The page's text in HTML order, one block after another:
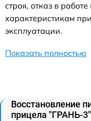
строя, отказ в
характеристикам
эксплуатации.
Показать полностью
Восстановление
прицела "ГРАНЬ-